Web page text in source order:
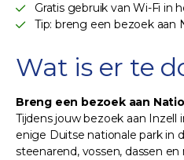
Gratis gebruik van Wi-Fi in
Tip: breng een bezoek aan
Wat is er te
Breng een bezoek aan
Tijdens jouw bezoek aan
enige Duitse nationale park in
steenarend, vossen, dassen